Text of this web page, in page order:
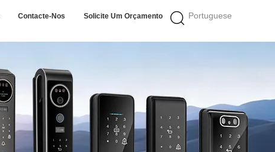
Portuguese
Contacte-Nos Solicite Um Orçamento